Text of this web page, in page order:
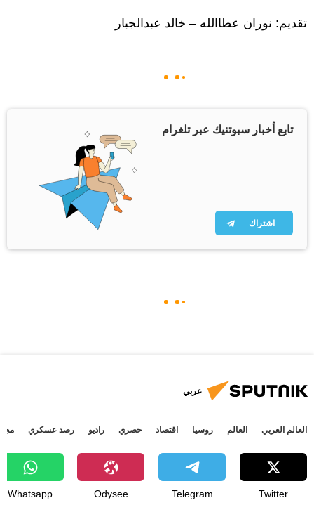
تقديم: نوران عطاالله – خالد عبدالجبار
تابع أخبار سبوتنيك عبر تلغرام
اشتراك
عربي
العالم العربي العالم روسيا اقتصاد حصري راديو رصد عسكري
Twitter
Telegram
Odysee
Whatsapp